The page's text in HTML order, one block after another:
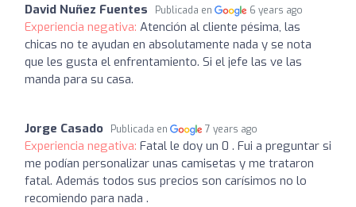
David Nuñez Fuentes Publicada en 6 years ago
Experiencia negativa: Atención al cliente pésima, las
chicas no te ayudan en absolutamente nada y se nota
que les gusta el enfrentamiento. Si el jefe las ve las
manda para su casa.
Jorge Casado Publicada en 7 years ago
Experiencia negativa: Fatal le doy un 0 . Fui a preguntar si
me podían personalizar unas camisetas y me trataron
fatal. Además todos sus precios son carísimos no lo
recomiendo para nada .